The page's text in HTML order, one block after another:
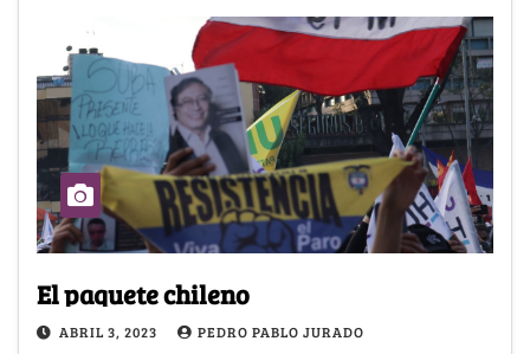
El paquete chileno
ABRIL 3, 2023 PEDRO PABLO JURADO